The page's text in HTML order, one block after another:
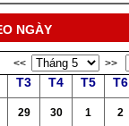
NGÀY
<< >>
T3 T4 T5 T6
29 30 1 2